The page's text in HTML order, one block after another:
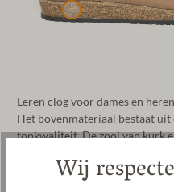
Leren clog voor dames en
Het bovenmateriaal bestaat
topkwaliteit. De zool van kurk
Onze kenmerkende
Wij